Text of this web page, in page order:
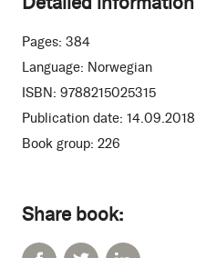
Share book:
Pages: 384
Language: Norwegian
ISBN: 9788215025315
Publication date: 14.09.2018
Book group: 226